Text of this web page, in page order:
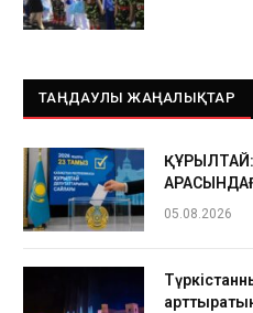
ТАҢДАУЛЫ ЖАҢАЛЫҚТАР
05.08.2026